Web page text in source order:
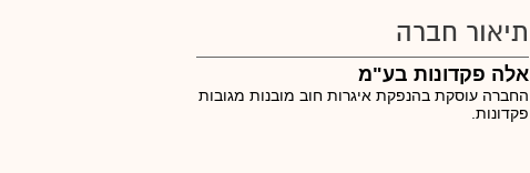
תיאור חברה
אלה פקדונות בע"מ
החברה עוסקת בהנפקת איגרות חוב מובנות מגובות
פקדונות.